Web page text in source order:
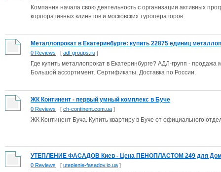
Компания начала свою деятельность с организации активных
корпоративных клиентов и московских туроператоров.
Металлопрокат в Екатеринбурге: купить 22875 единиц
0 Reviews [ adl-groups.ru ]
Где купить металлопрокат в Екатеринбурге? АДЛ-групп -
Большой ассортимент. Сертификаты. Доставка по России.
ЖК Континент - первый умный комплекс в Буче
0 Reviews [ ch-continent.com.ua ]
ЖК Континент Буча. Купить квартиру в Буче от официального
УТЕПЛЕНИЕ ФАСАДОВ Киев - Цена ПЕНОПЛАСТОМ 249 для
0 Reviews [ uteplenie-fasadov.io.ua ]